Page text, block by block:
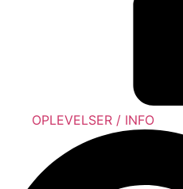
OPLEVELSER / INFO